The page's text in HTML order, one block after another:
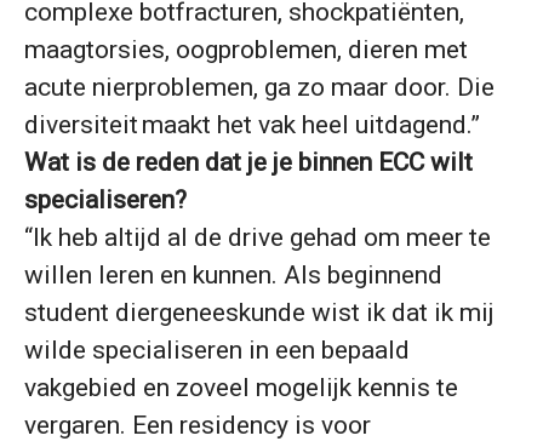
complexe botfracturen, shockpatiënten,
maagtorsies, oogproblemen, dieren met
acute nierproblemen, ga zo maar door. Die
diversiteit maakt het vak heel uitdagend.”
Wat is de reden dat je je binnen ECC wilt
specialiseren?
“Ik heb altijd al de drive gehad om meer te
willen leren en kunnen. Als beginnend
student diergeneeskunde wist ik dat ik mij
wilde specialiseren in een bepaald
vakgebied en zoveel mogelijk kennis te
vergaren. Een residency is voor